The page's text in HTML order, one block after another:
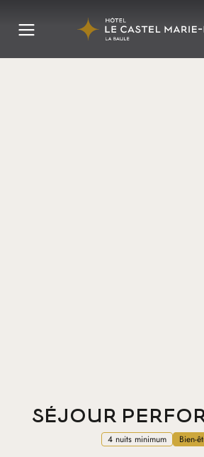
SÉJOUR
4 nuits minimum Bien-